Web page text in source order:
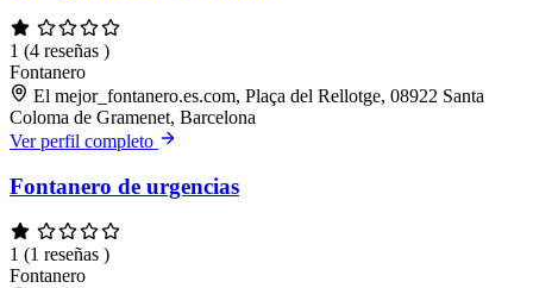
1 (4 reseñas )
Fontanero
El mejor_fontanero.es.com, Plaça del Rellotge, 08922 Santa
Coloma de Gramenet, Barcelona
Ver perfil completo
Fontanero de urgencias
1 (1 reseñas )
Fontanero